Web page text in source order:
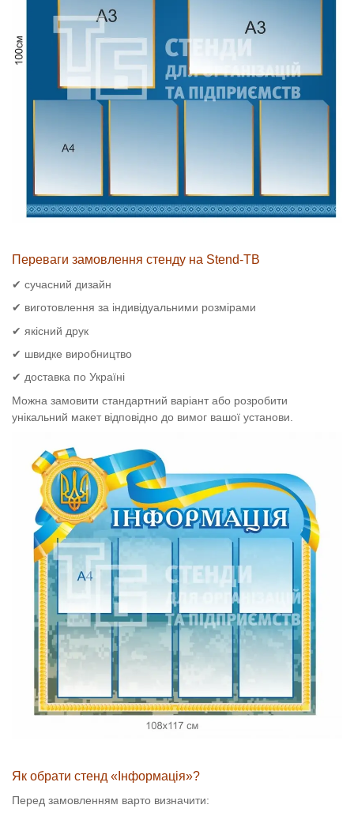
Переваги замовлення стенду на Stend-TB
✔ сучасний дизайн
✔ виготовлення за індивідуальними розмірами
✔ якісний друк
✔ швидке виробництво
✔ доставка по Україні
Можна замовити стандартний варіант або розробити
унікальний макет відповідно до вимог вашої установи.
Як обрати стенд «Інформація»?
Перед замовленням варто визначити: